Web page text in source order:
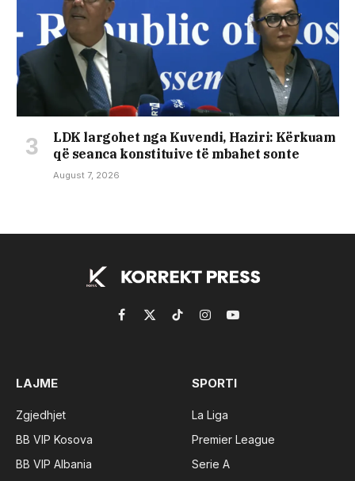
LDK largohet nga Kuvendi, Haziri: Kërkuam
që seanca konstituive të mbahet sonte
August 7, 2026
Facebook
X
TikTokInstagramYouTube
LAJME
Zgjedhjet
BB VIP Kosova
BB VIP Albania
SPORTI
La Liga
Premier League
Serie A